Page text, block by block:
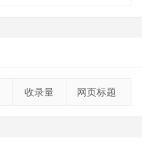
收录量 网页标题